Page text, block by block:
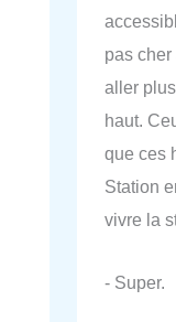
pas
aller
haut.
que ces
Station
vivre la
- Super.